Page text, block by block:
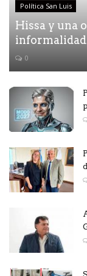
Política San Luis
Hissa y una
0